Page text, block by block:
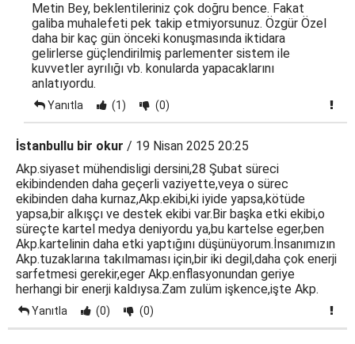
Metin Bey, beklentileriniz çok doğru bence. Fakat
galiba muhalefeti pek takip etmiyorsunuz. Özgür Özel
daha bir kaç gün önceki konuşmasında iktidara
gelirlerse güçlendirilmiş parlementer sistem ile
kuvvetler ayrılığı vb. konularda yapacaklarını
anlatıyordu.
Yanıtla (1) (0)
İstanbullu bir okur / 19 Nisan 2025 20:25
Akp.siyaset mühendisligi dersini,28 Şubat süreci
ekibindenden daha geçerli vaziyette,veya o sürec
ekibinden daha kurnaz,Akp.ekibi,ki iyide yapsa,kötüde
yapsa,bir alkışçı ve destek ekibi var.Bir başka etki ekibi,o
süreçte kartel medya deniyordu ya,bu kartelse eger,ben
Akp.kartelinin daha etki yaptığını düşünüyorum.İnsanımızın
Akp.tuzaklarına takılmaması için,bir iki degil,daha çok enerji
sarfetmesi gerekir,eger Akp.enflasyonundan geriye
herhangi bir enerji kaldıysa.Zam zulüm işkence,işte Akp.
Yanıtla (0) (0)